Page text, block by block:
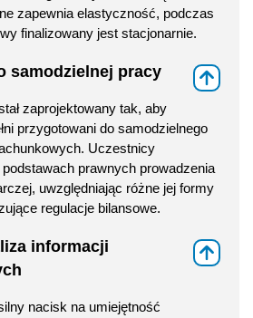
zapewnia elastyczność, podczas
finalizowany jest stacjonarnie.
samodzielnej pracy
zaprojektowany tak, aby
przygotowani do samodzielnego
Uczestnicy
prawnych prowadzenia
uwzględniając różne jej formy
regulacje bilansowe.
informacji
nacisk na umiejętność